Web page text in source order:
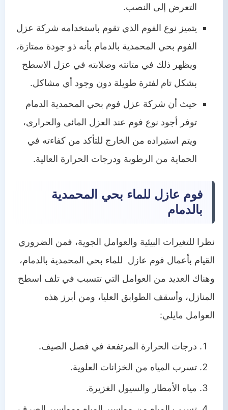
التعرض إلى النصب.
يتميز نوع الفوم الذي تقوم باستخدامه شركة عزل
الفوم بحي المحمدية بالدمام بأنه ذو جودة ممتازة،
ويظهر ذلك في متانته وصلابته في عزل الاسطح
بشكل تام لفترة طويلة دون وجود أي مشاكل.
حيث أن شركة عزل فوم بحي المحمدية الدمام
توفر أجود نوع فوم عند العزل المائى والحرارى،
ويتم استيراده من الخارج للتأكد من كفاءته في
الحماية من الرطوبة ودرجات الحرارة العالية.
فوم عازل للماء بحي المحمدية
بالدمام
نظرا للتغيرات البيئية والعوامل الجوية، فمن الضروري
القيام بأعمال فوم عازل للماء بحي المحمدية بالدمام،
وهناك العديد من العوامل التي تتسبب في تلف اسطح
المنازل، وأسقف الطوابق العليا، ومن أبرز هذه
العوامل مايلي:
درجات الحرارة المرتفعة في فصل الصيف.
تسرب المياه من الخزانات العلوية.
مياه الأمطار والسيول الغزيرة.